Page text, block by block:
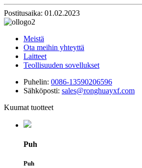
Postitusaika: 01.02.2023
Meistä
Ota meihin yhteyttä
Laitteet
Teollisuuden sovellukset
Puhelin: 0086-13590206596
Sähköposti: sales@ronghuayxf.com
Kuumat tuotteet
Puh
Puh